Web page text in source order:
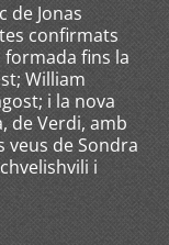
de Jonas
confirmats
formada fins la
William
i la nova
de Verdi, amb
veus de Sondra
i